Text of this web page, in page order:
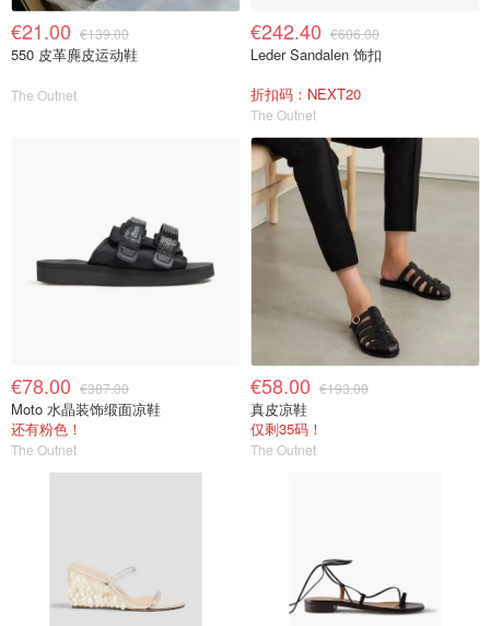
€21.00 €139.00
550 皮革麂皮运动鞋
The Outnet
€242.40 €606.00
Leder Sandalen 饰扣
折扣码：NEXT20
The Outnet
€78.00 €387.00
Moto 水晶装饰缎面凉鞋
还有粉色！
The Outnet
€58.00 €193.00
真皮凉鞋
仅剩35码！
The Outnet